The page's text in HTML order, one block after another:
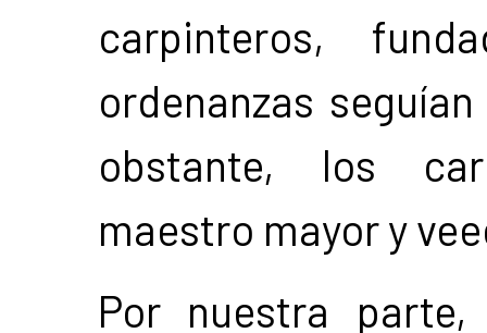
carpinteros,
ordenanzas
obstante, los
maestro mayor y
Por nuestra